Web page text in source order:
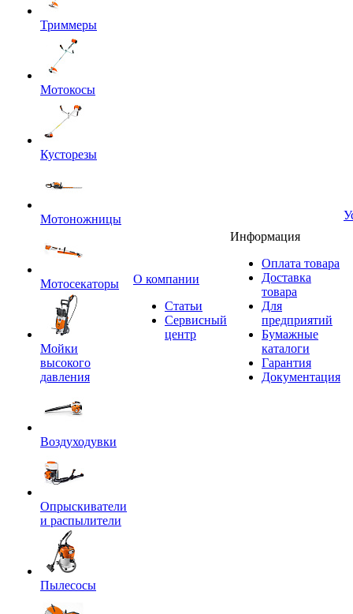
Триммеры
Мотокосы
Кусторезы
Мотоножницы
Мотосекаторы
Мойки
высокого
давления
Воздуходувки
Опрыскиватели
и распылители
Пылесосы
O компании
Статьи
Сервисный
центр
Информация
Оплата товара
Доставка
товара
Для
предприятий
Бумажные
каталоги
Гарантия
Документация